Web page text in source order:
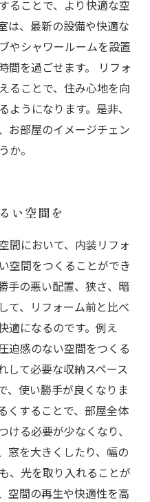
ることで、より快適な空
は、最新の設備や快適な
やシャワールームを設置
間を過ごせます。 リフォ
ることで、住み心地を向
うになります。是非、
お部屋のイメージチェン
か。
い空間を
間において、内装リフォ
空間をつくることができ
手の悪い配置、狭さ、暗
て、リフォーム前と比べ
適になるのです。例え
迫感のない空間をつくる
して必要な収納スペース
、使い勝手が良くなりま
くすることで、部屋全体
る必要が少なくなり、
窓を大きくしたり、幅の
、光を取り入れることが
空間の再生や快適性を高